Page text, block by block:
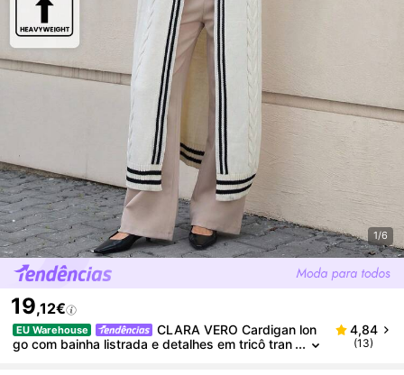
1/6
19,12€
EU Warehouse
CLARA VERO Cardigan lon
go com bainha listrada e detalhes em tricô tran
4,84
(13)